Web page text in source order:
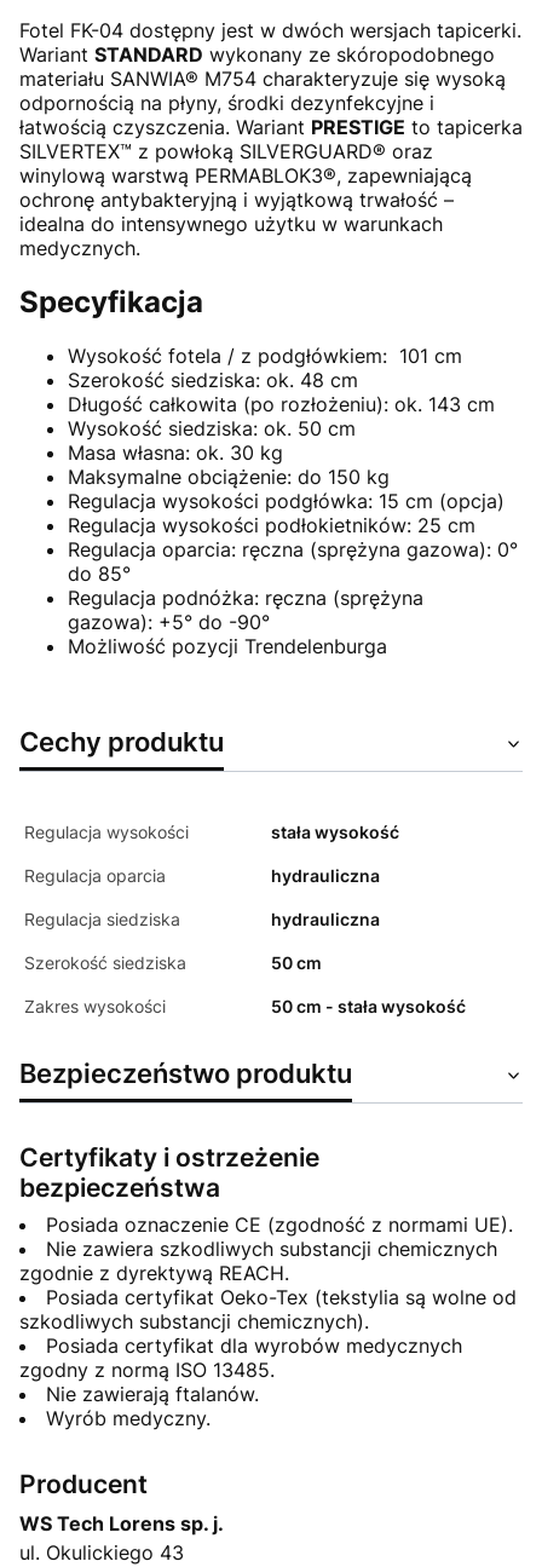
Fotel FK-04 dostępny jest w dwóch wersjach tapicerki.
Wariant STANDARD wykonany ze skóropodobnego
materiału SANWIA® M754 charakteryzuje się wysoką
odpornością na płyny, środki dezynfekcyjne i
łatwością czyszczenia. Wariant PRESTIGE to tapicerka
SILVERTEX™ z powłoką SILVERGUARD® oraz
winylową warstwą PERMABLOK3®, zapewniającą
ochronę antybakteryjną i wyjątkową trwałość –
idealna do intensywnego użytku w warunkach
medycznych.
Specyfikacja
Wysokość fotela / z podgłówkiem: 101 cm
Szerokość siedziska: ok. 48 cm
Długość całkowita (po rozłożeniu): ok. 143 cm
Wysokość siedziska: ok. 50 cm
Masa własna: ok. 30 kg
Maksymalne obciążenie: do 150 kg
Regulacja wysokości podgłówka: 15 cm (opcja)
Regulacja wysokości podłokietników: 25 cm
Regulacja oparcia: ręczna (sprężyna gazowa): 0°
do 85°
Regulacja podnóżka: ręczna (sprężyna
gazowa): +5° do -90°
Możliwość pozycji Trendelenburga
Cechy produktu
Regulacja wysokości stała wysokość
Regulacja oparcia hydrauliczna
Regulacja siedziska hydrauliczna
Szerokość siedziska 50 cm
Zakres wysokości 50 cm - stała wysokość
Bezpieczeństwo produktu
Certyfikaty i ostrzeżenie
bezpieczeństwa
Posiada oznaczenie CE (zgodność z normami UE).
Nie zawiera szkodliwych substancji chemicznych
zgodnie z dyrektywą REACH.
Posiada certyfikat Oeko-Tex (tekstylia są wolne od
szkodliwych substancji chemicznych).
Posiada certyfikat dla wyrobów medycznych
zgodny z normą ISO 13485.
Nie zawierają ftalanów.
Wyrób medyczny.
Producent
WS Tech Lorens sp. j.
ul. Okulickiego 43